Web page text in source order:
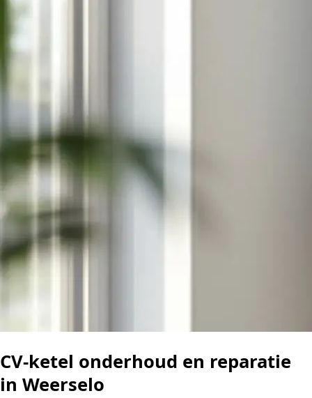
CV-ketel onderhoud en reparatie
in Weerselo